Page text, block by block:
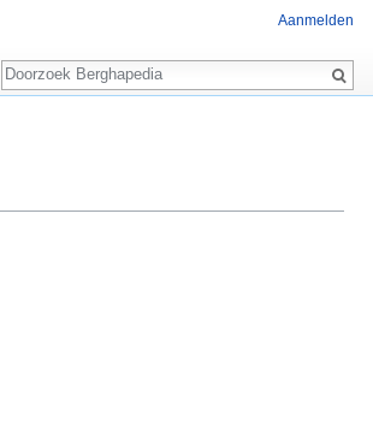
Aanmelden
Zoeken